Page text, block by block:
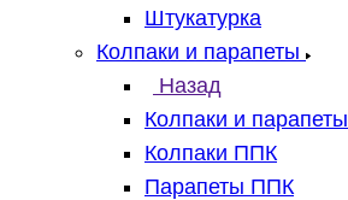
Штукатурка
Колпаки и парапеты
Назад
Колпаки и парапеты
Колпаки ППК
Парапеты ППК